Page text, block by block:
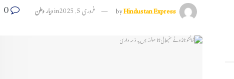
byHindustan Express فروری 5, 2025 inدیار وطن